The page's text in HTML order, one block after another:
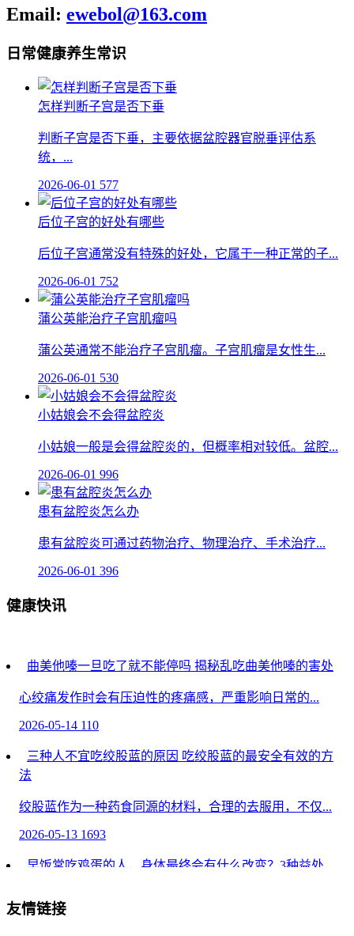
Email: ewebol@163.com
日常健康养生常识
怎样判断子宫是否下垂
判断子宫是否下垂，主要依据盆腔器官脱垂评估系
统，...
2026-06-01 577
后位子宫的好处有哪些
后位子宫通常没有特殊的好处，它属于一种正常的子...
2026-06-01 752
蒲公英能治疗子宫肌瘤吗
蒲公英通常不能治疗子宫肌瘤。子宫肌瘤是女性生...
2026-06-01 530
小姑娘会不会得盆腔炎
小姑娘一般是会得盆腔炎的，但概率相对较低。盆腔...
2026-06-01 996
患有盆腔炎怎么办
患有盆腔炎可通过药物治疗、物理治疗、手术治疗...
2026-06-01 396
健康快讯
曲美他嗪一旦吃了就不能停吗 揭秘乱吃曲美他嗪的害处
心绞痛发作时会有压迫性的疼痛感，严重影响日常的...
2026-05-14 110
三种人不宜吃绞股蓝的原因 吃绞股蓝的最安全有效的方
法
绞股蓝作为一种药食同源的材料，合理的去服用，不仅...
2026-05-13 1693
早饭常吃鸡蛋的人，身体最终会有什么改变？3种益处
早饭常吃鸡蛋的人，身体最终会有什么改变？3种益处
友情链接